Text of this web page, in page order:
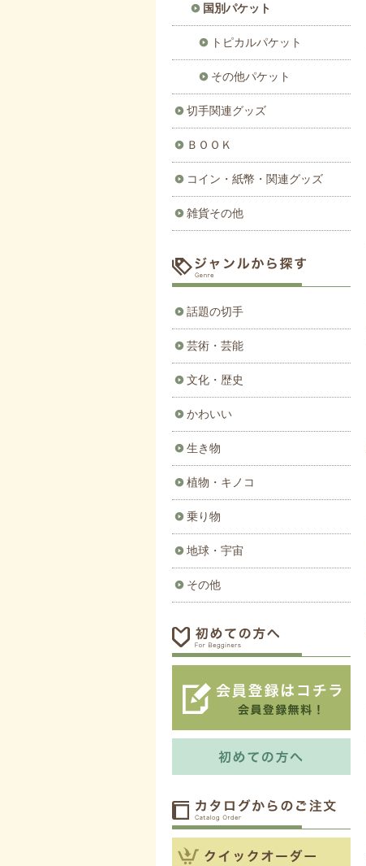
国別パケット
トピカルパケット
その他パケット
切手関連グッズ
ＢＯＯＫ
コイン・紙幣・関連グッズ
雑貨その他
話題の切手
芸術・芸能
文化・歴史
かわいい
生き物
植物・キノコ
乗り物
地球・宇宙
その他